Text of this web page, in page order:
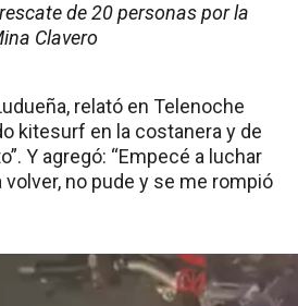
de 20 personas por la
Clavero
relató en Telenoche
kitesurf en la costanera y de
Y agregó: “Empecé a luchar
no pude y se me rompió